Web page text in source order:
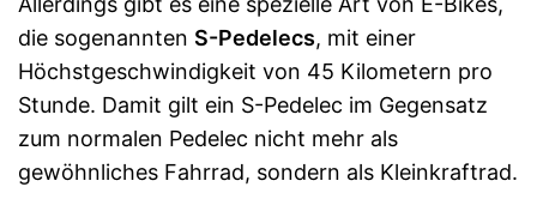
die sogenannten S-Pedelecs, mit einer
Höchstgeschwindigkeit von 45 Kilometern pro
Stunde. Damit gilt ein S-Pedelec im Gegensatz
zum normalen Pedelec nicht mehr als
gewöhnliches Fahrrad, sondern als Kleinkraftrad.